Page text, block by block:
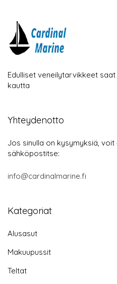
Edulliset veneilytarvikkeet
kautta
Yhteydenotto
Jos sinulla on kysymyksiä,
sähköpostitse:
info@cardinalmarine.fi
Kategoriat
Alusasut
Makuupussit
Teltat